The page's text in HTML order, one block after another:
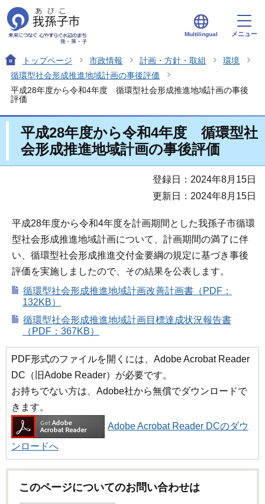
Multilingual メニュー
トップページ 市政情報 計画・方針・取組
環境
循環型社会形成推進地域計画の事後評価
平成28年度から令和4年度 循環型社会形成推進地域計画の事後
評価
平成28年度から令和4年度 循環型社
会形成推進地域計画の事後評価
登録日：2024年8月15日
更新日：2024年8月15日
平成28年度から令和4年度を計画期間とした我孫子市循環
型社会形成推進地域計画について、計画期間の満了に伴
い、循環型社会形成推進交付金要綱の規定に基づき事後
評価を実施しましたので、その結果を公表します。
循環型社会形成推進地域計画改善計画書（PDF：
132KB）
循環型社会形成推進地域計画目標達成状況報告書
（PDF：367KB）
PDF形式のファイルを開くには、Adobe Acrobat Reader
DC（旧Adobe Reader）が必要です。
お持ちでない方は、Adobe社から無償でダウンロードで
きます。
Adobe Acrobat Reader DCのダウ
ンロードへ
このページについてのお問い合わせは